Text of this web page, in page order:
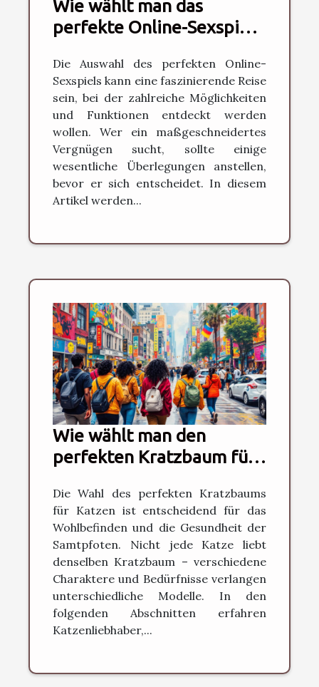
Wie wählt man das
perfekte Online-Sexspiel
Die Auswahl des perfekten Online-
Sexspiels kann eine faszinierende Reise
sein, bei der zahlreiche Möglichkeiten
und Funktionen entdeckt werden
wollen. Wer ein maßgeschneidertes
Vergnügen sucht, sollte einige
wesentliche Überlegungen anstellen,
bevor er sich entscheidet. In diesem
Artikel werden...
Wie wählt man den
perfekten Kratzbaum für
Katzentypen?
Die Wahl des perfekten Kratzbaums
für Katzen ist entscheidend für das
Wohlbefinden und die Gesundheit der
Samtpfoten. Nicht jede Katze liebt
denselben Kratzbaum – verschiedene
Charaktere und Bedürfnisse verlangen
unterschiedliche Modelle. In den
folgenden Abschnitten erfahren
Katzenliebhaber,...